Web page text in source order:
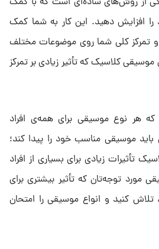
را افزایش دهید. این کار به شما کمک
و تمرکز کلی شما روی موضوعات مختلف
کلاسیک که تأثیر زیادی بر تمرکز
که هر نوع موسیقی برای همه‌ی افراد
موسیقی مناسب خود را پیدا کند؛
تأثیرات زیادی برای بسیاری از افراد
مورد توجه‌تان که تأثیر بیشتری برای
کنید و انواع موسیقی را امتحان